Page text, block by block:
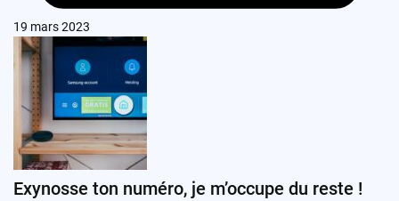
19 mars 2023
Exynosse ton numéro, je m’occupe du reste !